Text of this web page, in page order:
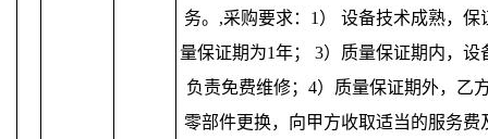
务。,采购要求：1） 设备技术成熟，
量保证期为1年； 3）质量保证期内，
负责免费维修；4）质量保证期外，乙
零部件更换，向甲方收取适当的服务费